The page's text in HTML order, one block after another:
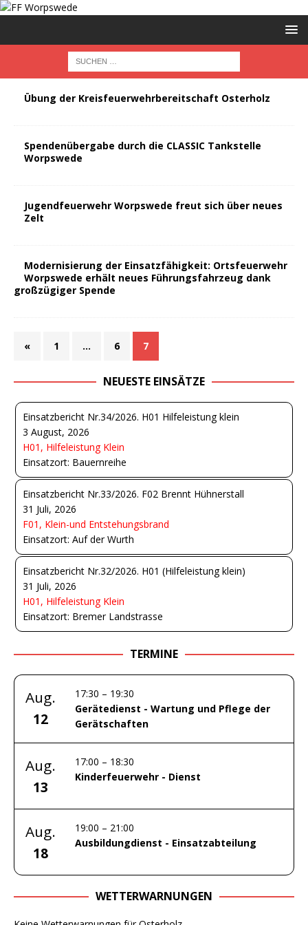
Übung der Kreisfeuerwehrbereitschaft Osterholz
Spendenübergabe durch die CLASSIC Tankstelle
Worpswede
Jugendfeuerwehr Worpswede freut sich über neues
Zelt
Modernisierung der Einsatzfähigkeit: Ortsfeuerwehr
Worpswede erhält neues Führungsfahrzeug dank
großzügiger Spende
« 1 … 6 7
NEUESTE EINSÄTZE
Einsatzbericht Nr.34/2026. H01 Hilfeleistung klein
3 August, 2026
H01, Hilfeleistung Klein
Einsatzort: Bauernreihe
Einsatzbericht Nr.33/2026. F02 Brennt Hühnerstall
31 Juli, 2026
F01, Klein-und Entstehungsbrand
Einsatzort: Auf der Wurth
Einsatzbericht Nr.32/2026. H01 (Hilfeleistung klein)
31 Juli, 2026
H01, Hilfeleistung Klein
Einsatzort: Bremer Landstrasse
TERMINE
Aug.
12
17:30 – 19:30
Gerätedienst - Wartung und Pflege der
Gerätschaften
Aug.
13
17:00 – 18:30
Kinderfeuerwehr - Dienst
Aug.
18
19:00 – 21:00
Ausbildungdienst - Einsatzabteilung
WETTERWARNUNGEN